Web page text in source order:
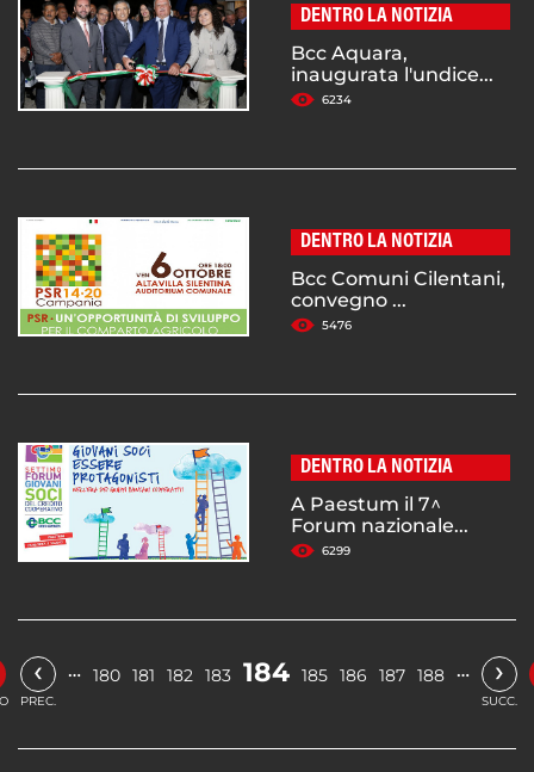
DENTRO LA NOTIZIA
Bcc Aquara,
inaugurata l'undice...
6234
DENTRO LA NOTIZIA
Bcc Comuni Cilentani,
convegno ...
5476
DENTRO LA NOTIZIA
A Paestum il 7^
Forum nazionale...
6299
‹
PREC.
… 180 181 182 183 184 185 186 187 188 … ›
SUCC.